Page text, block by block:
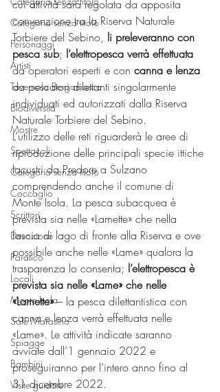
Categoria senza titolo
Personaggi
Artisti
Tavernola Bergamasca
Biodiversità
Mostre
Spettacoli
Categoria senza titolo
Coccaglio
Scrittori
Devozione
Paratico
Locali
Monte Isola
Sale Marasino
Spiagge
Bambini
Visite guidate
cui attività sarà regolata da apposita
convenzione tra la Riserva Naturale
Torbiere del Sebino, li preleveranno con
pesca sub; l’elettropesca verrà effettuata
da operatori esperti e con canna e lenza
da pescatori dilettanti singolarmente
individuati ed autorizzati dalla Riserva
Naturale Torbiere del Sebino.
L’utilizzo delle reti riguarderà le aree di
riproduzione delle principali specie ittiche
lacustri da Predore a Sulzano
comprendendo anche il comune di
Monte Isola. La pesca subacquea è
prevista sia nelle «Lamette» che nella
fascia di lago di fronte alla Riserva e ove
possibile anche nelle «Lame» qualora la
trasparenza lo consenta; l’elettropesca è
prevista sia nelle «Lame» che nelle
«Lamette» – la pesca dilettantistica con
canna e lenza verrà effettuata nelle
«Lame». Le attività indicate saranno
avviate dall’1 gennaio 2022 e
proseguiranno per l’intero anno fino al
31 dicembre 2022.